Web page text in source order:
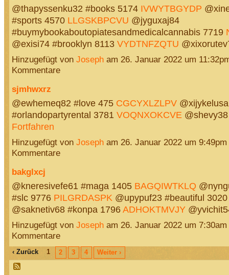
@thapyssenku32 #books 5174 IVWYTBGYDP
#sports 4570 LLGSKBPCVU @jyguxaj84
#buymybookaboutopiatesandmedicalcannabis 7719
@exisi74 #brooklyn 8113 VYDTNFZQTU
Hinzugefügt von Josepham 26. Januar 2022 um
Kommentare
sjmhwxrz
@ewhemeq82 #love 475 CGCYXLZLPV
#orlandopartyrental 3781 VOQNXOKCVE
Fortfahren
Hinzugefügt von Josepham 26. Januar 2022 um
Kommentare
bakglxcj
@kneresivefe61 #maga 1405 BAGQIWTKLQ
#slc 9776 PILGRDASPK @upypuf23 #beautiful
@saknetiv68 #konpa 1796ADHOKTMVJY
Hinzugefügt von Josepham 26. Januar 2022 um
Kommentare
‹ Zurück 1 2 3 4 Weiter ›